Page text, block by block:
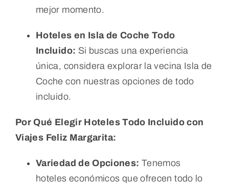
mejor momento.
Hoteles en Isla de Coche Todo
Incluido: Si buscas una experiencia
única, considera explorar la vecina Isla de
Coche con nuestras opciones de todo
incluido.
Por Qué Elegir Hoteles Todo Incluido con
Viajes Feliz Margarita:
Variedad de Opciones: Tenemos
hoteles económicos que ofrecen todo lo